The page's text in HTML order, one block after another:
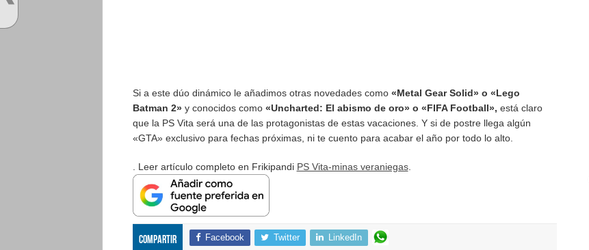
Si a este dúo dinámico le añadimos otras novedades como «Metal Gear Solid» o «Lego
Batman 2»y conocidos como «Uncharted: El abismo de oro» o «FIFA Football», está claro
que la PS Vita será una de las protagonistas de estas vacaciones. Y si de postre llega algún
«GTA» exclusivo para fechas próximas, ni te cuento para acabar el año por todo lo alto.
. Leer artículo completo en Frikipandi PS Vita-minas veraniegas.
Compartir Facebook Twitter LinkedIn